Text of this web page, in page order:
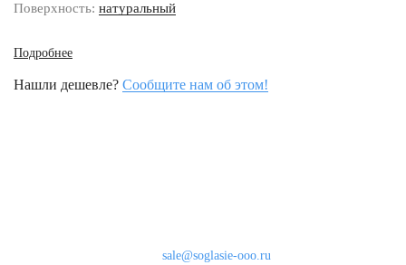
Поверхность: натуральный
Подробнее
Нашли дешевле? Сообщите нам об этом!
sale@soglasie-ooo.ru